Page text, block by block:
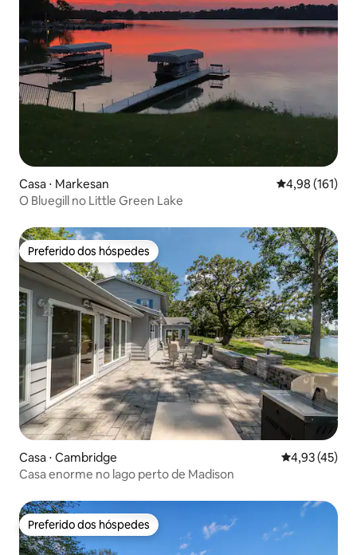
Casa ⋅ Markesan 4,98 de uma
4,98 (161)
O Bluegill no Little Green Lake
Preferido dos hóspedes
Preferido dos hóspedes
Casa ⋅ Cambridge 4,93 de uma
4,93 (45)
Casa enorme no lago perto de Madison
Preferido dos hóspedes
Preferido dos hóspedes